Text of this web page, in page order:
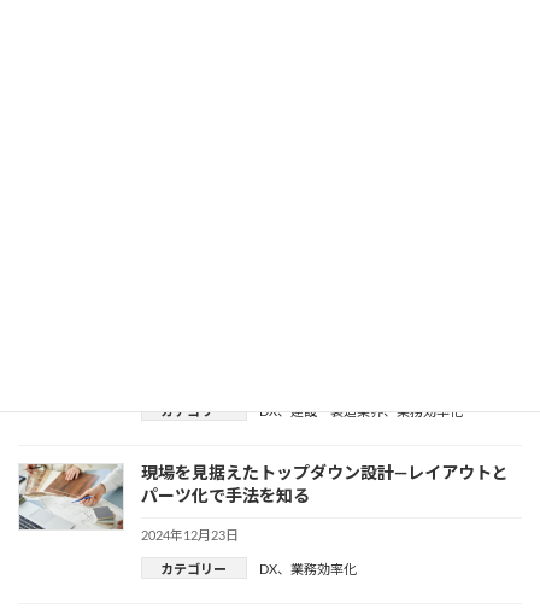
カテゴリー DX、建設・製造業界、業務効率化
現場を見据えたトップダウン設計—レイアウトと
パーツ化で手法を知る
2024年12月23日
カテゴリー DX、 業務効率化